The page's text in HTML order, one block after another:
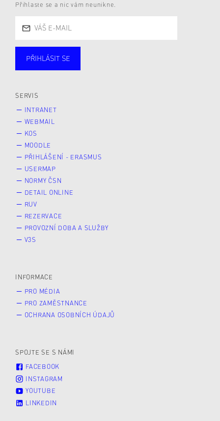
Přihlaste se a nic vám neunikne.
PŘIHLÁSIT SE
SERVIS
INTRANET
WEBMAIL
KOS
MOODLE
PŘIHLÁŠENÍ - ERASMUS
USERMAP
NORMY ČSN
DETAIL ONLINE
RUV
REZERVACE
PROVOZNÍ DOBA A SLUŽBY
V3S
INFORMACE
PRO MÉDIA
PRO ZAMĚSTNANCE
OCHRANA OSOBNÍCH ÚDAJŮ
SPOJTE SE S NÁMI
FACEBOOK
INSTAGRAM
YOUTUBE
LINKEDIN